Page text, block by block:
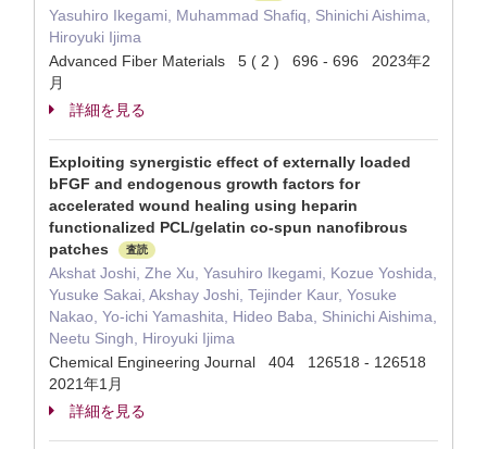
Yasuhiro Ikegami, Muhammad Shafiq, Shinichi Aishima,
Hiroyuki Ijima
Advanced Fiber Materials 5 ( 2 ) 696 - 696 2023年2
月
詳細を見る
Exploiting synergistic effect of externally loaded
bFGF and endogenous growth factors for
accelerated wound healing using heparin
functionalized PCL/gelatin co-spun nanofibrous
patches
査読
Akshat Joshi, Zhe Xu, Yasuhiro Ikegami, Kozue Yoshida,
Yusuke Sakai, Akshay Joshi, Tejinder Kaur, Yosuke
Nakao, Yo-ichi Yamashita, Hideo Baba, Shinichi Aishima,
Neetu Singh, Hiroyuki Ijima
Chemical Engineering Journal 404 126518 - 126518
2021年1月
詳細を見る